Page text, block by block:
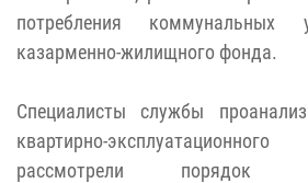
потребления коммунальных
казарменно-жилищного фонда.
Специалисты службы
квартирно-
рассмотрели порядок